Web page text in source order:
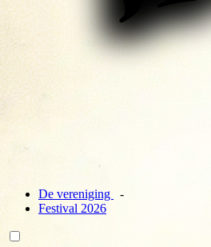
De vereniging
Festival 2026